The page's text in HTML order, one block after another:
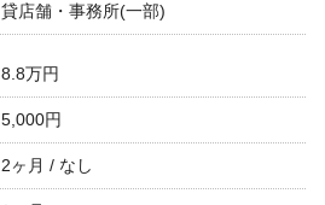
貸店舗・事務所(一部)
8.8万円
5,000円
2ヶ月 / なし